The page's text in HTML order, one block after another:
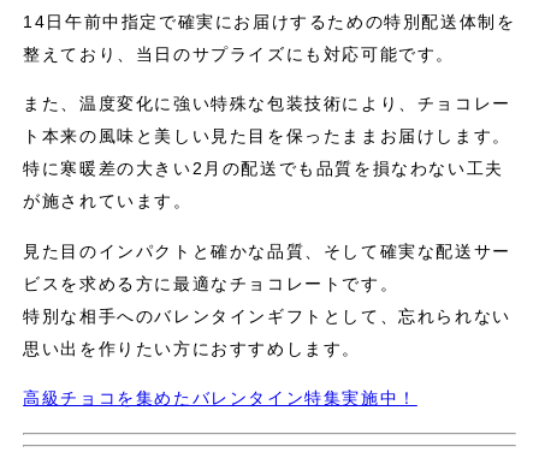
14日午前中指定で確実にお届けするための特別配送体制を
整えており、当日のサプライズにも対応可能です。
また、温度変化に強い特殊な包装技術により、チョコレー
ト本来の風味と美しい見た目を保ったままお届けします。
特に寒暖差の大きい2月の配送でも品質を損なわない工夫
が施されています。
見た目のインパクトと確かな品質、そして確実な配送サー
ビスを求める方に最適なチョコレートです。
特別な相手へのバレンタインギフトとして、忘れられない
思い出を作りたい方におすすめします。
高級チョコを集めたバレンタイン特集実施中！